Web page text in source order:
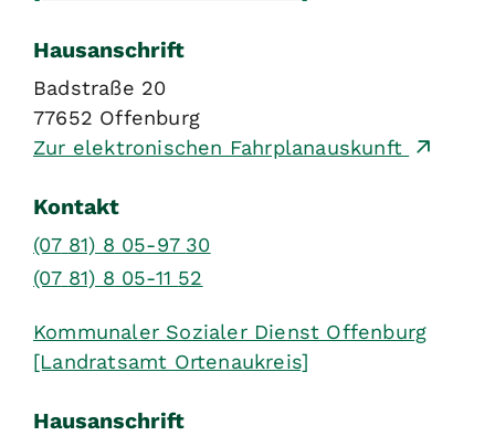
Hausanschrift
Badstraße 20
77652 Offenburg
Zur elektronischen Fahrplanauskunft
Kontakt
(07 81) 8 05-97 30
(07 81) 8 05-11 52
Kommunaler Sozialer Dienst Offenburg
[Landratsamt Ortenaukreis]
Hausanschrift